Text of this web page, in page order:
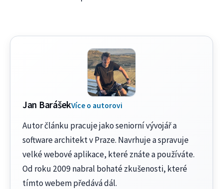
Jan BarášekVíce o autorovi
Autor článku pracuje jako seniorní vývojář a
software architekt v Praze. Navrhuje a spravuje
velké webové aplikace, které znáte a používáte.
Od roku 2009 nabral bohaté zkušenosti, které
tímto webem předává dál.